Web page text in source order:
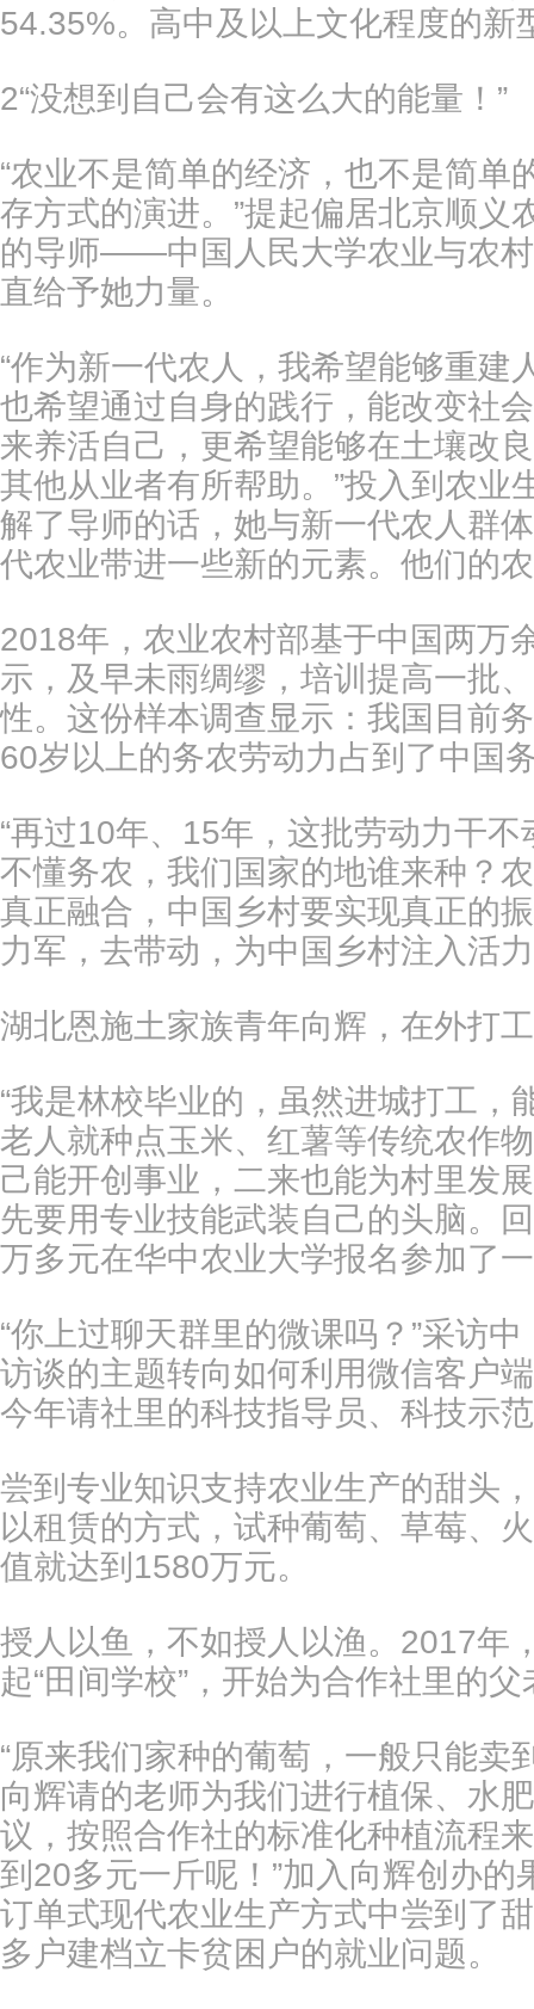
54.35%。高中及以上文化程度的
2“没想到自己会有这么大的能量！”
“农业不是简单的经济，也不是简
存方式的演进。”提起偏居北京顺
的导师——中国人民大学农业与农村
直给予她力量。
“作为新一代农人，我希望能够重
也希望通过自身的践行，能改变社
来养活自己，更希望能够在土壤改
其他从业者有所帮助。”投入到农
解了导师的话，她与新一代农人群
代农业带进一些新的元素。他们的
2018年，农业农村部基于中国两万
示，及早未雨绸缪，培训提高一批
性。这份样本调查显示：我国目前
60岁以上的务农劳动力占到了中国
“再过10年、15年，这批劳动力干
不懂务农，我们国家的地谁来种？
真正融合，中国乡村要实现真正的
力军，去带动，为中国乡村注入活
湖北恩施土家族青年向辉，在外打
“我是林校毕业的，虽然进城打工
老人就种点玉米、红薯等传统农作
己能开创事业，二来也能为村里发
先要用专业技能武装自己的头脑。
万多元在华中农业大学报名参加了
“你上过聊天群里的微课吗？”采访
访谈的主题转向如何利用微信客户
今年请社里的科技指导员、科技示
尝到专业知识支持农业生产的甜头
以租赁的方式，试种葡萄、草莓、
值就达到1580万元。
授人以鱼，不如授人以渔。2017年
起“田间学校”，开始为合作社里的
“原来我们家种的葡萄，一般只能
向辉请的老师为我们进行植保、水
议，按照合作社的标准化种植流程
到20多元一斤呢！”加入向辉创办
订单式现代农业生产方式中尝到了
多户建档立卡贫困户的就业问题。